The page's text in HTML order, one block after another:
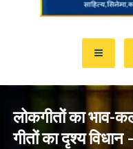
सहचर ई-
लोकगीतों का भाव-
गीतों का दृश्य